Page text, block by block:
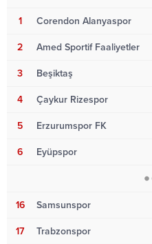
1 Corendon Alanyaspor
2 Amed Sportif Faaliyetler
3 Beşiktaş
4 Çaykur Rizespor
5 Erzurumspor FK
6 Eyüpspor
16 Samsunspor
17 Trabzonspor